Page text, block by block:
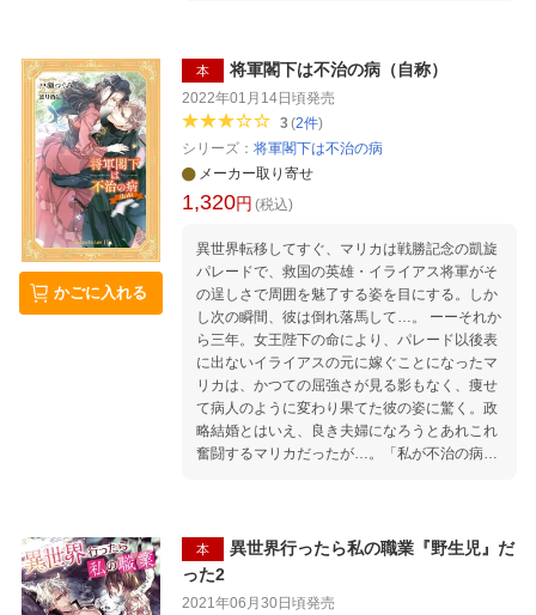
かごに入れる
本 将軍閣下は不治の病（自称）
2022年01月14日頃発売
3(2件)
シリーズ： 将軍閣下は不治の病
メーカー取り寄せ
1,320円 (税込)
異世界転移してすぐ、マリカは戦勝記念の凱旋
パレードで、救国の英雄・イライアス将軍がそ
の逞しさで周囲を魅了する姿を目にする。しか
し次の瞬間、彼は倒れ落馬して…。 ーーそれか
ら三年。女王陛下の命により、パレード以後表
に出ないイライアスの元に嫁ぐことになったマ
リカは、かつての屈強さが見る影もなく、痩せ
て病人のように変わり果てた彼の姿に驚く。政
略結婚とはいえ、良き夫婦になろうとあれこれ
奮闘するマリカだったが…。「私が不治の病だ
本
異世界行ったら私の職業『野生児』だ
った2
2021年06月30日頃発売